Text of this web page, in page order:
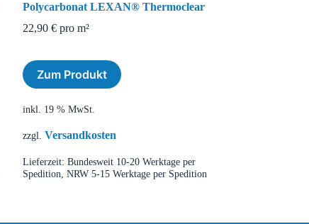
Polycarbonat LEXAN® Thermoclear
22,90 €pro m²
Zum Produkt
inkl. 19 % MwSt.
zzgl. Versandkosten
Lieferzeit: Bundesweit 10-20 Werktage per
Spedition, NRW 5-15 Werktage per Spedition